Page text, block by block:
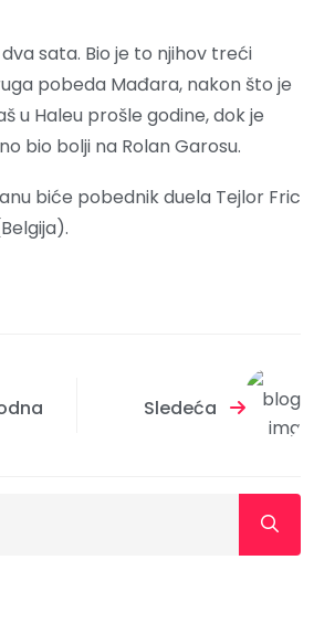
sata. Bio je to njihov treći
pobeda Mađara, nakon što je
u Haleu prošle godine, dok je
bio bolji na Rolan Garosu.
biće pobednik duela Tejlor Fric
Sledeća